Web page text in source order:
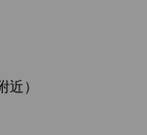
）